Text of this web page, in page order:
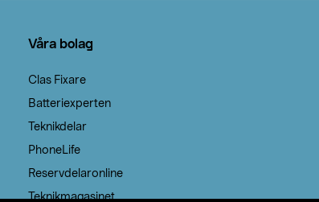
Våra bolag
Clas Fixare
Batteriexperten
Teknikdelar
PhoneLife
Reservdelaronline
Teknikmagasinet